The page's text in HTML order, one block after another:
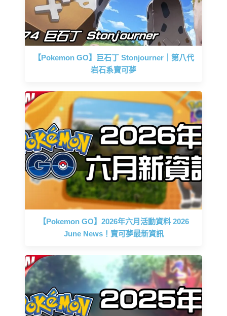
【Pokemon GO】巨石丁 Stonjourner｜第八代
岩石系寶可夢
【Pokemon GO】2026年六月活動資料 2026
June News！寶可夢最新資訊